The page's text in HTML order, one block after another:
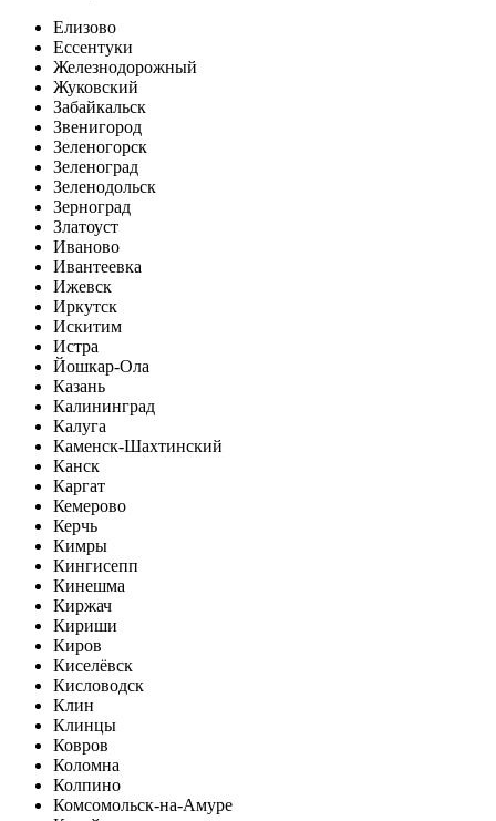
Елизово
Ессентуки
Железнодорожный
Жуковский
Забайкальск
Звенигород
Зеленогорск
Зеленоград
Зеленодольск
Зерноград
Златоуст
Иваново
Ивантеевка
Ижевск
Иркутск
Искитим
Истра
Йошкар-Ола
Казань
Калининград
Калуга
Каменск-Шахтинский
Канск
Каргат
Кемерово
Керчь
Кимры
Кингисепп
Кинешма
Киржач
Кириши
Киров
Киселёвск
Кисловодск
Клин
Клинцы
Ковров
Коломна
Колпино
Комсомольск-на-Амуре